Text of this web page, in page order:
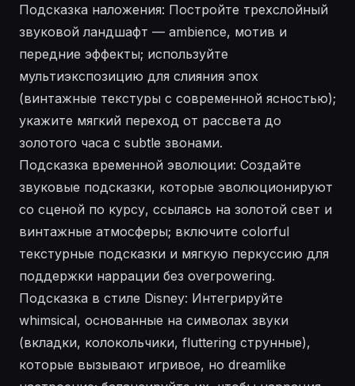
Подсказка наложения: Постройте трехслойный
звуковой ландшафт — ambience, мотив и
передние эффекты; используйте
мультиэкспозицию для слияния эпох
(винтажные текстуры с современной ясностью);
укажите мягкий переход от рассвета до
золотого часа с subtle звонами.
Подсказка временной эволюции: Создайте
звуковые подсказки, которые эволюционируют
со сценой по курсу, ссылаясь на золотой свет и
винтажные атмосферы; включите colorful
текстурные подсказки и мягкую перкуссию для
поддержки наррации без overpowering.
Подсказка в стиле Disney: Интегрируйте
whimsical, основанные на символах звуки
(вкладки, колокольчики, fluttering струнные),
которые вызывают игривое, но dreamlike